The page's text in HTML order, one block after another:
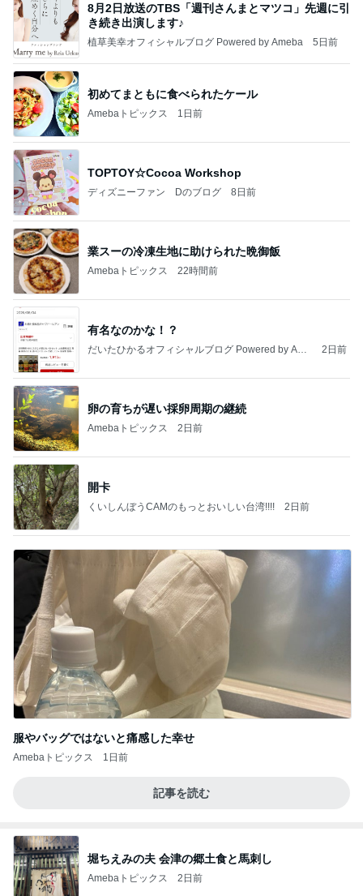
8月2日放送のTBS「週刊さんまとマツコ」先週に引
き続き出演します♪
植草美幸オフィシャルブログ Powered by Ameba 5日前
初めてまともに食べられたケール
Amebaトピックス 1日前
TOPTOY☆Cocoa Workshop
ディズニーファン Dのブログ 8日前
業スーの冷凍生地に助けられた晩御飯
Amebaトピックス 22時間前
有名なのかな！？
だいたひかるオフィシャルブログ Powered by Ame
2日前
卵の育ちが遅い採卵周期の継続
Amebaトピックス 2日前
開卡
くいしんぼうCAMのもっとおいしい台湾!!!! 2日前
服やバッグではないと痛感した幸せ
Amebaトピックス 1日前
記事を読む
堀ちえみの夫 会津の郷土食と馬刺し
Amebaトピックス 2日前